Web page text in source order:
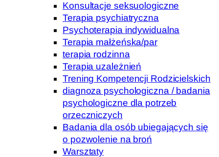
Konsultacje seksuologiczne
Terapia psychiatryczna
Psychoterapia indywidualna
Terapia małżeńska/par
terapia rodzinna
Terapia uzależnień
Trening Kompetencji Rodzicielskich
diagnoza psychologiczna / badania
psychologiczne dla potrzeb
orzeczniczych
Badania dla osób ubiegających się
o pozwolenie na broń
Warsztaty